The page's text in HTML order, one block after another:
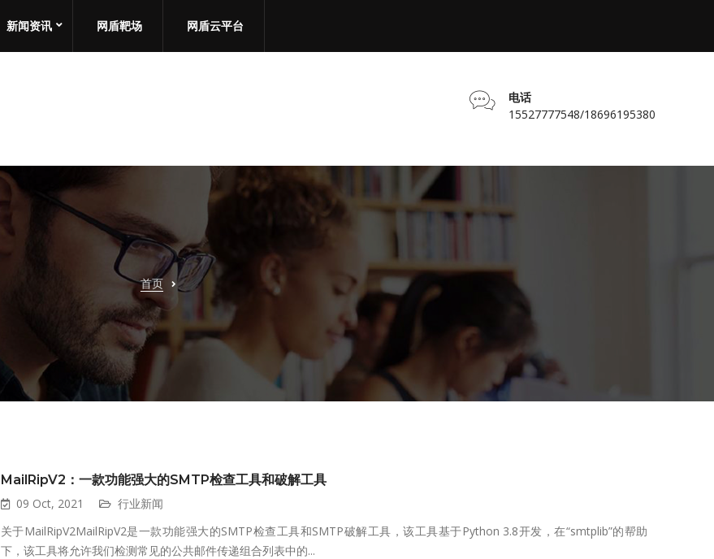
新闻资讯 网盾靶场 网盾云平台
电话
15527777548/18696195380
首页
MailRipV2：一款功能强大的SMTP检查工具和破解工具
09 Oct, 2021
行业新闻
关于MailRipV2MailRipV2是一款功能强大的SMTP检查工具和SMTP破解工具，该工具基于Python 3.8开发，在“smtplib”的帮助
下，该工具将允许我们检测常见的公共邮件传递组合列表中的...